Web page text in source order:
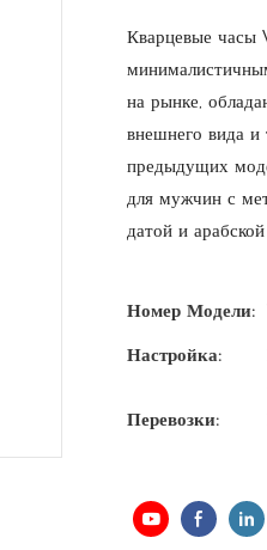
Кварцевые часы
на рынке,
внешнего вида
предыдущих
для мужчин с
датой и
Номер Модели:
Настройка:
Перевозки: